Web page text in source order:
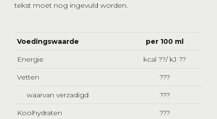
tekst moet nog ingevuld worden.
Voedingswaarde per 100 ml
Energie kcal ??/ kJ ??
Vetten ???
waarvan verzadigd ???
Koolhydraten ???